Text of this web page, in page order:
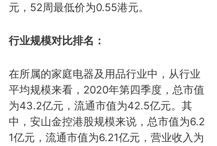
元，52周最低价为0.55港元。
行业规模对比排名：
在所属的家庭电器及用品行业中，从行业
平均规模来看，2020年第四季度，总市值
为43.2亿元，流通市值为42.5亿元。其
中，安山金控港股规模来说，总市值为6.2
1亿元，流通市值为6.21亿元，营业收入为